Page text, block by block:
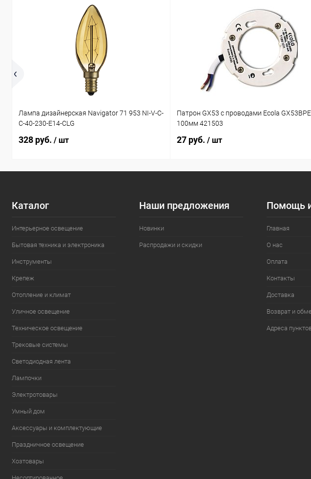
Лампа дизайнерская Navigator 71 953 NI-V-C-
C-40-230-E14-CLG
328 руб. / шт
Патрон GX53 с проводами Ecola
100мм 421503
27 руб. / шт
Каталог
Интерьерное освещение
Бытовая техника и электроника
Инструменты
Крепеж
Отопление и климат
Уличное освещение
Техническое освещение
Трековые системы
Светодиодная лента
Лампочки
Электротовары
Умный дом
Аксессуары и комплектующие
Праздничное освещение
Хозтовары
Наши предложения
Новинки
Распродажи и скидки
Помощь
Главная
О нас
Оплата
Контакты
Доставка
Возврат и
Адреса